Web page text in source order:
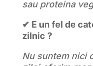
sau proteina
✔ E un fel de
zilnic ?
Nu suntem nici